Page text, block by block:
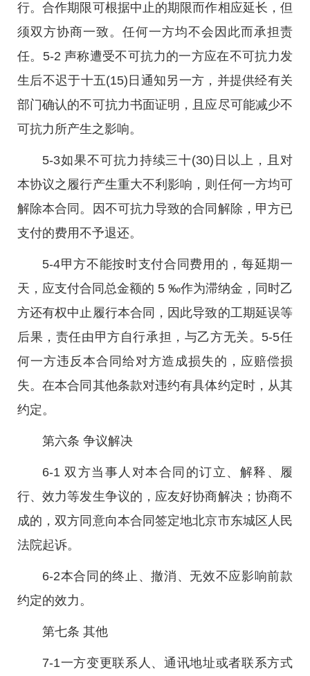
行。合作期限可根据中止的期限而作相应延长，但
须双方协商一致。任何一方均不会因此而承担责
任。5-2 声称遭受不可抗力的一方应在不可抗力发
生后不迟于十五(15)日通知另一方，并提供经有关
部门确认的不可抗力书面证明，且应尽可能减少不
可抗力所产生之影响。
5-3如果不可抗力持续三十(30)日以上，且对
本协议之履行产生重大不利影响，则任何一方均可
解除本合同。因不可抗力导致的合同解除，甲方已
支付的费用不予退还。
5-4甲方不能按时支付合同费用的，每延期一
天，应支付合同总金额的 5 ‰作为滞纳金，同时乙
方还有权中止履行本合同，因此导致的工期延误等
后果，责任由甲方自行承担，与乙方无关。5-5任
何一方违反本合同给对方造成损失的，应赔偿损
失。在本合同其他条款对违约有具体约定时，从其
约定。
第六条 争议解决
6-1 双方当事人对本合同的订立、解释、履
行、效力等发生争议的，应友好协商解决；协商不
成的，双方同意向本合同签定地北京市东城区人民
法院起诉。
6-2本合同的终止、撤消、无效不应影响前款
约定的效力。
第七条 其他
7-1一方变更联系人、通讯地址或者联系方式